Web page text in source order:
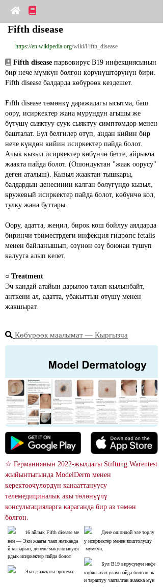
Fifth disease
https://en.wikipedia.org/wiki/Fifth_disease
Fifth disease парвовирус B19 инфекциясынын
бир нече мүмкүн болгон көрүнүштөрүнүн бири.
Fifth disease балдарда көбүрөөк кездешет.
Fifth disease төмөнкү даражадагы ысытма, баш
оору, исиркектер жана мурундун агышы же
бүтүшү сыяктуу суук сыяктуу симптомдор менен
башталат. Бул белгилер өтүп, андан кийин бир
нече күндөн кийин исиркектер пайда болот.
Ачык кызыл исиркектер көбүнчө бетте, айрыкча
жаакта пайда болот. (Ошондуктан "жаак оорусу"
деген аталыш). Кызыл жаактан тышкары,
балдардын денесинин калган бөлүгүндө кызыл,
кружевый исиркектер пайда болот, көбүнчө кол,
тулку жана буттары.
Оору, адатта, жеңил, бирок кош бойлуу аялдарда
биринчи триместрдеги инфекция гидропс fetalis
менен байланышып, өзүнөн өзү боюнан түшүп
калууга алып келет.
○ Treatment
Эч кандай атайын дарылоо талап кылынбайт,
анткени ал, адатта, убакыттын өтүшү менен
жакшырат.
Көбүрөөк маалымат ― Кыргызча
☆ Германиянын 2022-жылдагы Stiftung Warentest
жыйынтыгында ModelDerm менен
керектөөчүлөрдүн канааттануусу
телемедициналык акы төлөнүүчү
консультацияларга караганда бир аз төмөн
болгон.
16 айлык Fifth disease ме
нен ― Эки жаагы чаап жатканда
й кызарып, денеде макулопапуля
рдык исиркектер пайда болот.
Эки жаактагы эритема.
Дене ошондой эле торлу
у исиркектер менен коштолушу
мүмкүн.
Бул В19 вирусунун инфе
кциясынан улам пайда болгон эк
и тараптуу чапталган жаакка мүн